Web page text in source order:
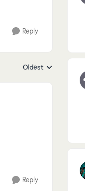
Reply
Replies sorted by
Oldest
Reply